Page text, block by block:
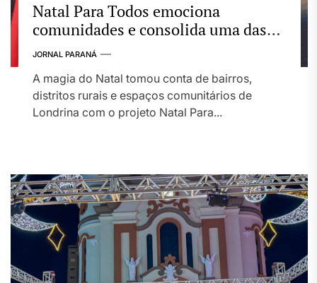
Natal Para Todos emociona
comunidades e consolida uma das
maiores ações descentralizadas de
JORNAL PARANÁ
A magia do Natal tomou conta de bairros,
distritos rurais e espaços comunitários de
Londrina com o projeto Natal Para...